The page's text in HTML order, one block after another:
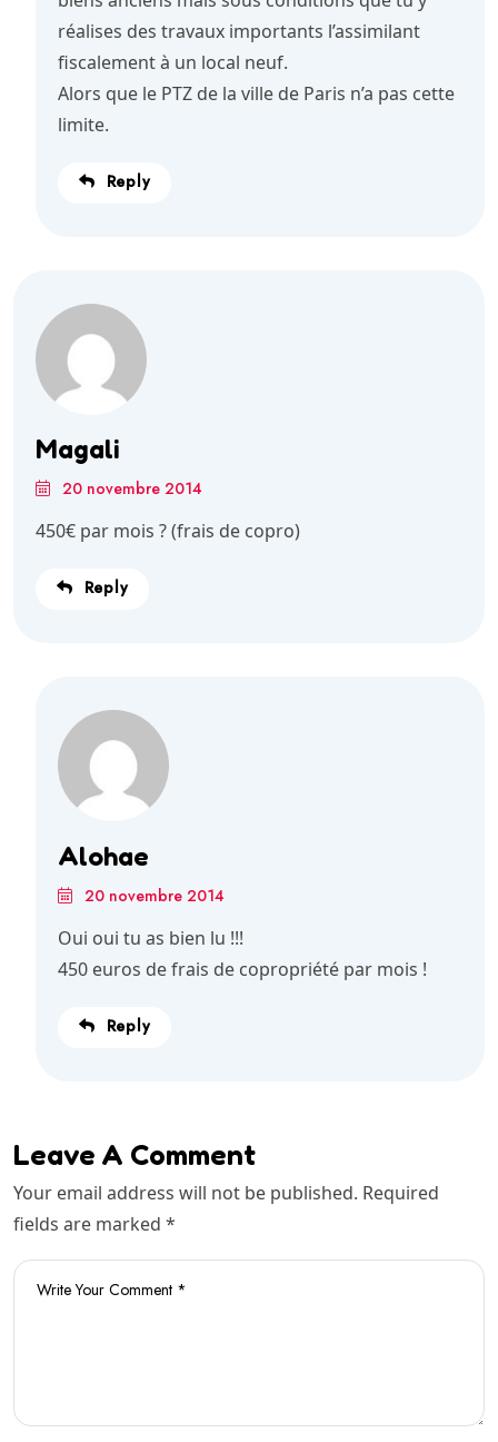
réalises des travaux importants l’assimilant
fiscalement à un local neuf.
Alors que le PTZ de la ville de Paris n’a pas cette
limite.
Reply
Magali
20 novembre 2014
450€ par mois ? (frais de copro)
Reply
Alohae
20 novembre 2014
Oui oui tu as bien lu !!!
450 euros de frais de copropriété par mois !
Reply
Leave A Comment
Your email address will not be published. Required
fields are marked *